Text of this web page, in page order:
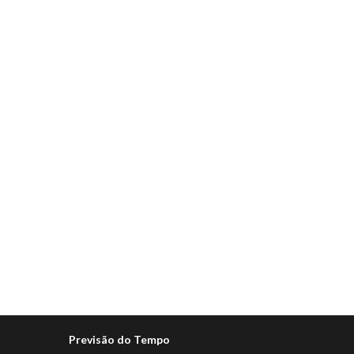
Previsão do Tempo